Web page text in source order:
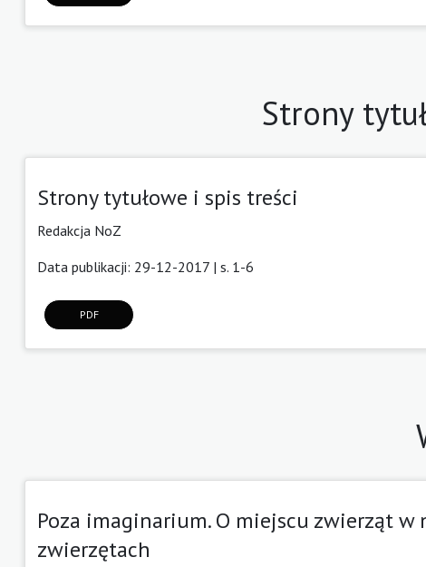
Strony
Strony tytułowe i spis treści
Redakcja NoZ
Data publikacji: 29-12-2017 | s. 1-6
PDF
Poza imaginarium. O miejscu zwierząt w
zwierzętach